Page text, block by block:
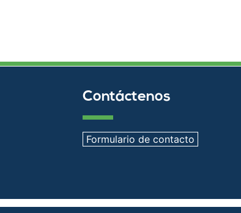
Contáctenos
Formulario de contacto